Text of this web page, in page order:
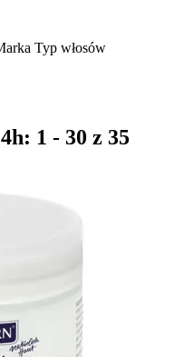
Typ włosów
1 - 30 z 35